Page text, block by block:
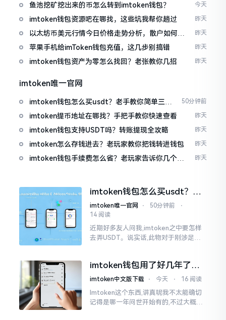
鱼池挖矿挖出来的币怎么转到imtoken钱包？ 今天
imtoken钱包资源吧在哪找，这些坑我帮你趟过 昨天
以太坊币美元行情今日价格走势分析，散户如何避
免追涨杀跌被套牢
昨天
苹果手机给imToken钱包充值，这几步别搞错 昨天
imtoken钱包资产为零怎么找回？老张教你几招 昨天
imtoken唯一官网
imtoken钱包怎么买usdt？老手教你简单三步
搞定
50分钟前
imtoken提币地址在哪找？手把手教你快速查看 昨天
imtoken钱包支持USDT吗？转账提现全攻略 昨天
imtoken怎么存钱进去？老玩家教你把钱转进钱包 昨天
imtoken钱包手续费怎么省？老玩家告诉你几个实
昨天
imtoken钱包怎么买usdt？老
手教你简单三步搞定
imtoken唯一官网 ⋅ 50分钟前
⋅
14 阅读
近期好多友人问我,imtoken之中要怎样
去弄USDT。说实话,此物对于刚涉足币
imtoken钱包用了好几年了，
到底多少年了？
imtoken中文版下载 ⋅ 今天 ⋅ 16 阅读
Imtoken这个东西,讲真呢我不太能确切
记得是哪一年问世开始有的,不过大概在